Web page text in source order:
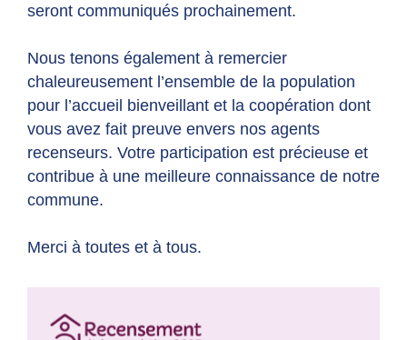
seront communiqués prochainement.
Nous tenons également à remercier
chaleureusement l’ensemble de la population
pour l’accueil bienveillant et la coopération dont
vous avez fait preuve envers nos agents
recenseurs. Votre participation est précieuse et
contribue à une meilleure connaissance de notre
commune.
Merci à toutes et à tous.